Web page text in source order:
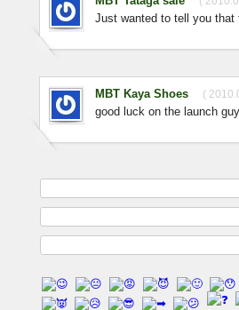
Just wanted to tell you
MBT Kaya Shoes (
good luck on the launch